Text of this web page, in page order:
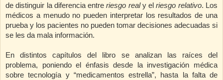
de distinguir la diferencia entreriesgo realy elriesgo relativo. Los
médicos a menudo no pueden interpretar los resultados de una
prueba y los pacientes no pueden tomar decisiones adecuadas si
se les da mala información.
En distintos capítulos del libro se analizan las raíces del
problema, poniendo el énfasis desde la investigación médica
sobre tecnología y “medicamentos estrella”, hasta la falta de